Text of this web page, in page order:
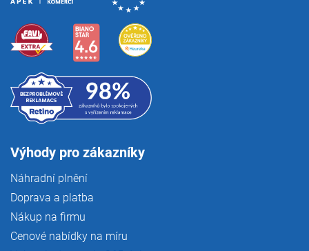
Výhody pro zákazníky
Náhradní plnění
Doprava a platba
Nákup na firmu
Cenové nabídky na míru